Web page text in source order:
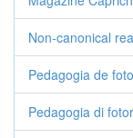
Non-canonical
Pedagogia de
Pedagogia di